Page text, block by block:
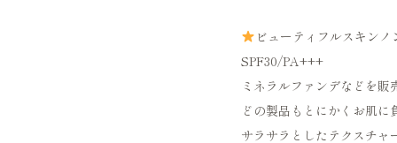
ビューティフルスキン
SPF30/PA+++
ミネラルファンデなどを販
どの製品もとにかくお肌に
サラサラとしたテクスチャ